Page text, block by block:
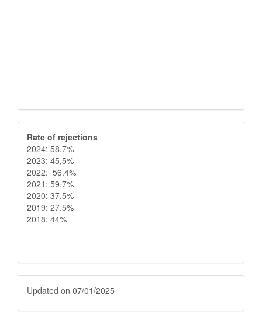
Rate
of
rejections
Rate of rejections
2024: 58.7%
2023: 45,5%
2022: 56.4%
2021: 59.7%
2020: 37.5%
2019: 27.5%
2018: 44%
Fecha
de
Updated on 07/01/2025